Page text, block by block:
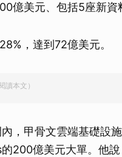
億美元、包括5座新資
，達到72億美元。
讀本文）
，甲骨文雲端基礎設
200億美元大單。他